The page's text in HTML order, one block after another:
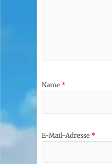
Name *
E-Mail-Adresse *